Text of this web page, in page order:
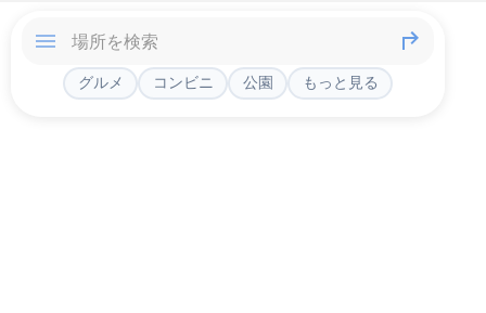
グルメ コンビニ 公園 もっと見る